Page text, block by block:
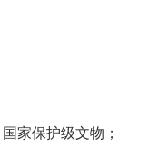
家保护级文物；